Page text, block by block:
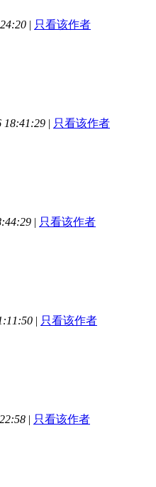
| 只看该作者
18:41:29 | 只看该作者
| 只看该作者
| 只看该作者
| 只看该作者